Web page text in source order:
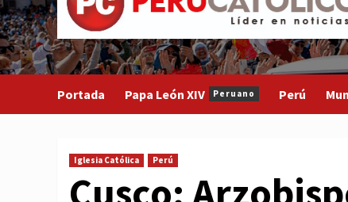
Portada Papa León XIV Peruano Perú
Iglesia Católica Perú